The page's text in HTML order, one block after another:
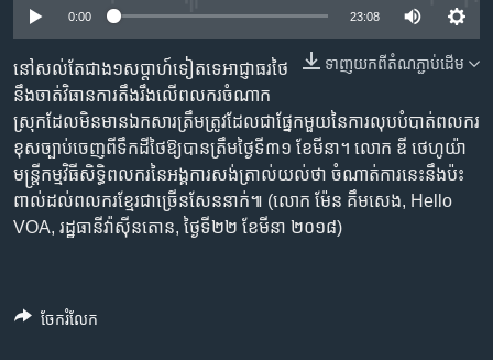
រំលង​
និង​
ចូល​
ទៅ​
កាន់​
ទំព័រ​
ស្វែង​
រក
ភាសា
0:00 23:08
ទាញ​យក​ពី​តំណភ្ជាប់​ដើម
នៅ​សល់តែ​ជាង​១សប្តាហ៍​ទៀត​ទេ​អាជ្ញាធរ​ថៃ​
នឹង​ចាត់​វិធានការ​តឹងរឹង​​លើ​ពលករ​ចំណាក
ស្រុក​ដែល​មិន​មាន​ឯកសារ​ត្រឹមត្រូវ​ដែល​ជា​ផ្នែក​មួយ​នៃ​ការលុប​បំបាត់​ពលករ​
ខុសច្បាប់​ចេញ​ពី​ទឹកដី​ថៃ​ឱ្យ​បាន​ត្រឹម​ថ្ងៃទី​៣១ ខែមីនា។ លោក ឌី ថេហូយ៉ា
មន្ត្រី​កម្មវិធី​សិទ្ធិ​ពលករ​នៃ​អង្គការ​សង់ត្រាល់​​​យល់​ថា ចំណាត់ការ​នេះ​​នឹង​ប៉ះ
ពាល់​ដល់​ពលករ​ខ្មែរ​ជាច្រើន​សែន​នាក់៕ (លោក ម៉ែន គឹមសេង, Hello
VOA, រដ្ឋធានី​វ៉ាស៊ីនតោន, ថ្ងៃទី២២ ខែមីនា ២០១៨)
ចែករំលែក